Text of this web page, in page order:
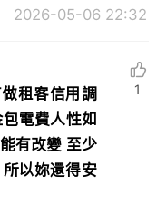
2026-05-06 22:32
租客信用調
電費人性如
有改變 至少
以妳還得安
1